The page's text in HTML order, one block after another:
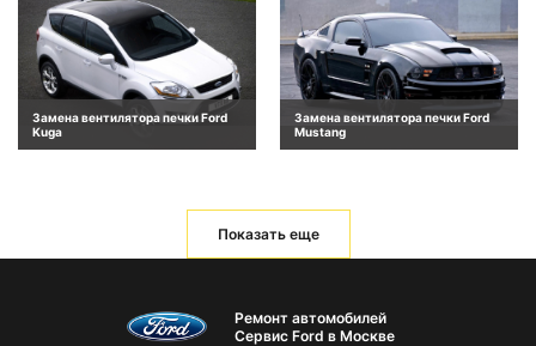
Замена вентилятора печки Ford
Kuga
Замена вентилятора печки Ford
Mustang
Показать еще
Ремонт автомобилей
Сервис Ford в Москве